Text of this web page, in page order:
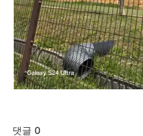
댓글 0